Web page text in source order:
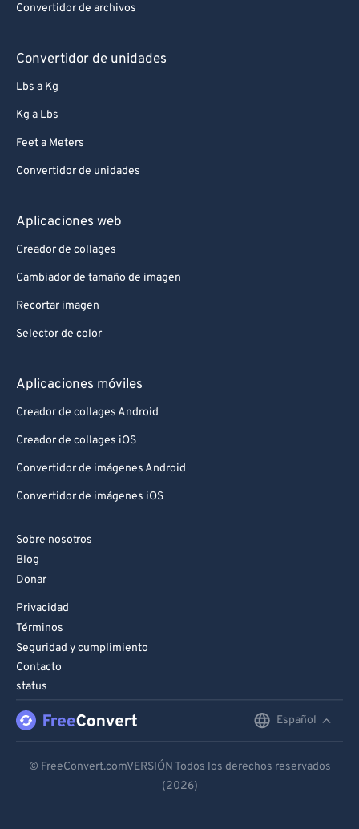
Convertidor de archivos
Convertidor de unidades
Lbs a Kg
Kg a Lbs
Feet a Meters
Convertidor de unidades
Aplicaciones web
Creador de collages
Cambiador de tamaño de imagen
Recortar imagen
Selector de color
Aplicaciones móviles
Creador de collages Android
Creador de collages iOS
Convertidor de imágenes Android
Convertidor de imágenes iOS
Sobre nosotros
Blog
Donar
Privacidad
Términos
Seguridad y cumplimiento
Contacto
status
Español
Español
© FreeConvert.comVERSIÓN Todos los derechos reservados
(2026)